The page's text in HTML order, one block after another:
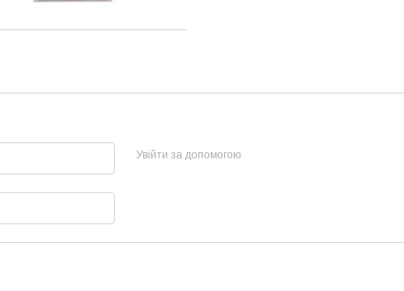
Увійти за допомогою